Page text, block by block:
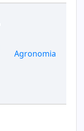
Agronomia